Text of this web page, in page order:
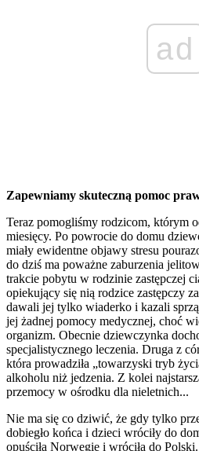
ad
Zapewniamy skuteczną pomoc
Teraz pomogliśmy rodzicom, którym
miesięcy. Po powrocie do domu
miały ewidentne objawy stresu
do dziś ma poważne zaburzenia
trakcie pobytu w rodzinie zastępczej
opiekujący się nią rodzice zastępczy
dawali jej tylko wiaderko i kazali
jej żadnej pomocy medycznej, choć
organizm. Obecnie dziewczynka
specjalistycznego leczenia. Druga z
która prowadziła „towarzyski tryb
alkoholu niż jedzenia. Z kolei
przemocy w ośrodku dla nieletnich...
Nie ma się co dziwić, że gdy tylko
dobiegło końca i dzieci wróciły do
opuściła Norwegię i wróciła do